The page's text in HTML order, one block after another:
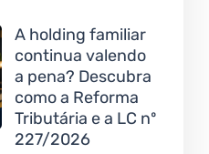
A holding familiar
continua valendo
a pena? Descubra
como a Reforma
Tributária e a LC nº
227/2026